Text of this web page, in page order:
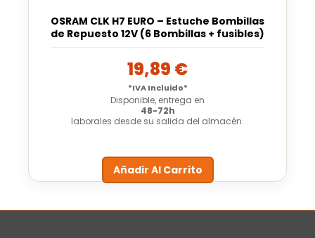
OSRAM CLK H7 EURO – Estuche Bombillas
de Repuesto 12V (6 Bombillas + fusibles)
19,89 €
*IVA Incluido*
Disponible, entrega en
48-72h
laborales desde su salida del almacén.
Añadir Al Carrito